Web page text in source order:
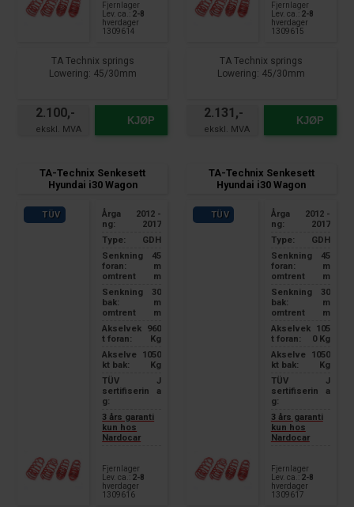
Fjernlager
Lev. ca.: 2-8
hverdager
1309614
TA Technix springs
Lowering: 45/30mm
Hyundai i30 Sedan Type GDH
Year of manufacture 2011 -
maximum front axle load:
960kg
960kg
2.100,- KJØP
Fjernlager
Lev. ca.: 2-8
hverdager
1309615
TA Technix springs
Lowering: 45/30mm
Hyundai i30 Sedan Type GDH
Diesel models
Year of manufacture 2011 -
maximum front axle load:
1050kg
960kg
2.131,- KJØP
TA-Technix Senkesett
Hyundai i30 Wagon
TÜV
Årga
ng:
2012 -
2017
Type:
GDH
Senkning
foran:
omtrent
45
m
m
Senkning
bak:
omtrent
30
m
m
Akselvek
t foran:
960
Kg
Akselve
kt bak:
1050
Kg
TÜV
sertifiserin
g:
J
a
3 års garanti
kun hos
Nardocar
Fjernlager
Lev. ca.: 2-8
hverdager
1309616
TA-Technix Senkesett
Hyundai i30 Wagon
TÜV
Årga
ng:
2012 -
2017
Type:
GDH
Senkning
foran:
omtrent
45
m
m
Senkning
bak:
omtrent
30
m
m
Akselvek
t foran:
105
0 Kg
Akselve
kt bak:
1050
Kg
TÜV
sertifiserin
g:
J
a
3 års garanti
kun hos
Nardocar
Fjernlager
Lev. ca.: 2-8
hverdager
1309617